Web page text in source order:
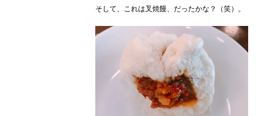
そして、これは叉焼饅、だったかな？（笑）。